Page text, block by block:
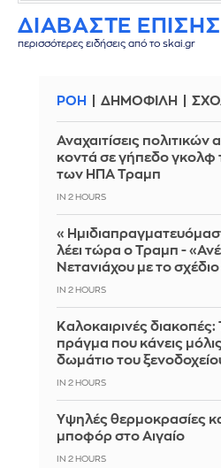
ΔΙΑΒΑΣΤΕ ΕΠΙΣΗΣ
περισσότερες ειδήσεις από το skai.gr
ΡΟΗ ΔΗΜΟΦΙΛΗ
Αναχαιτίσεις
κοντά σε γήπεδο γκολφ
των ΗΠΑ Τραμπ
IN 2 HOURS
λέει τώρα ο Τραμπ -
Νετανιάχου με το σχέδιο
IN 2 HOURS
Καλοκαιρινές
πράγμα που κάνεις
δωμάτιο του
IN 2 HOURS
Υψηλές θερμοκρασίες
μποφόρ στο Αιγαίο
IN 2 HOURS